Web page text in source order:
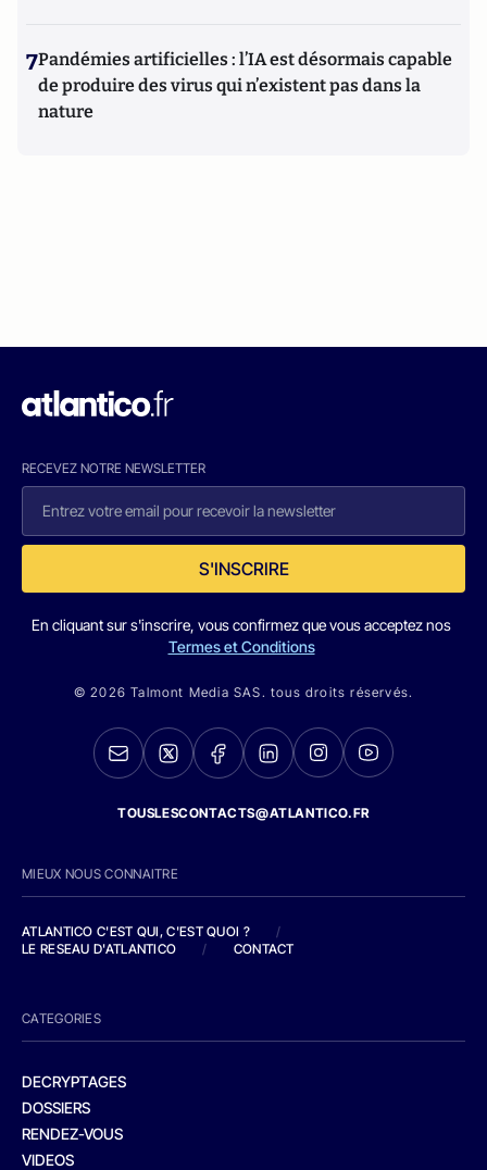
7Pandémies artificielles : l’IA est désormais capable
de produire des virus qui n’existent pas dans la
nature
RECEVEZ NOTRE NEWSLETTER
S'INSCRIRE
En cliquant sur s'inscrire, vous confirmez que vous acceptez nos
Termes et Conditions
© 2026 Talmont Media SAS. tous droits réservés.
TOUSLESCONTACTS@ATLANTICO.FR
MIEUX NOUS CONNAITRE
ATLANTICO C'EST QUI, C'EST QUOI ?
/
LE RESEAU D'ATLANTICO
/ CONTACT
CATEGORIES
DECRYPTAGES
DOSSIERS
RENDEZ-VOUS
VIDEOS